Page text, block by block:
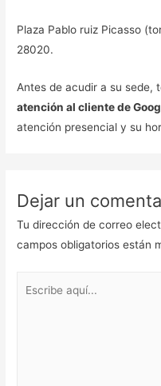
Plaza Pablo ruiz Picasso
28020.
Antes de acudir a su sede,
atención al cliente de
atención presencial y su
Dejar un
Tu dirección de correo
campos obligatorios están